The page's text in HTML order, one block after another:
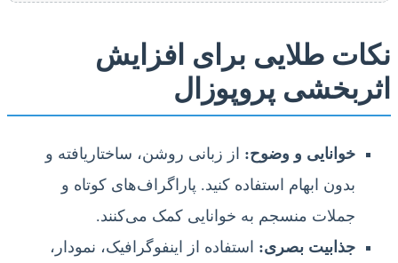
نکات طلایی برای افزایش
اثربخشی پروپوزال
خوانایی و وضوح: از زبانی روشن، ساختاریافته و
بدون ابهام استفاده کنید. پاراگراف‌های کوتاه و
جملات منسجم به خوانایی کمک می‌کنند.
جذابیت بصری: استفاده از اینفوگرافیک، نمودار،